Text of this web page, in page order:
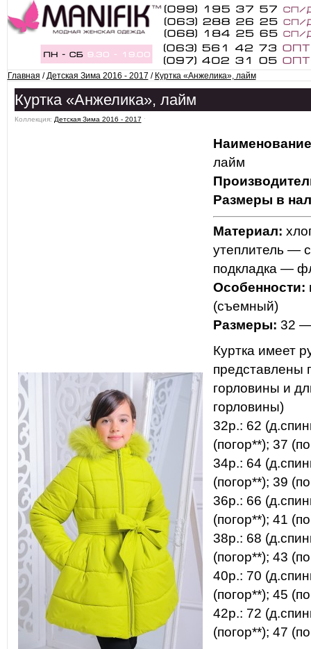
Главная /Детская Зима 2016 - 2017 / Куртка «Анжелика», лайм
Куртка «Анжелика», лайм
Коллекция: Детская Зима 2016 - 2017 ˑ
лайм
Размеры в
Материал:
утеплитель —
подкладка —
Особенности:
(съемный)
Размеры: 32
Куртка имеет
представлены
горловины и
горловины)
32р.: 62
(погор**); 37
34р.: 64
(погор**); 39
36р.: 66
(погор**); 41
38р.: 68
(погор**); 43
40р.: 70
(погор**); 45
42р.: 72
(погор**); 47